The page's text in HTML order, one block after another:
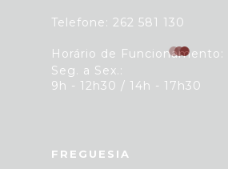
Telefone: 262 581 130
Horário de Funcionamento:
Seg. a Sex.:
9h - 12h30 / 14h - 17h30
FREGUESIA